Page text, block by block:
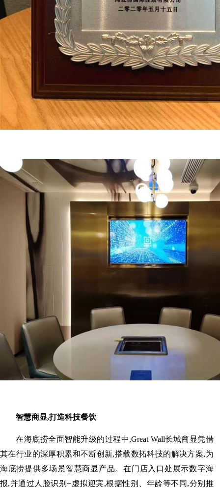
智慧商显,打造科技餐饮
在海底捞全面智能升级的过程中,Great Wall长城商显凭借
其在行业的深厚积累和不断创新,搭载数拓科技的解决方案,为
海底捞提供多场景智慧商显产品。在门店入口处展示数字海
报,并通过人脸识别+虚拟迎宾,根据性别、年龄等不同,分别推